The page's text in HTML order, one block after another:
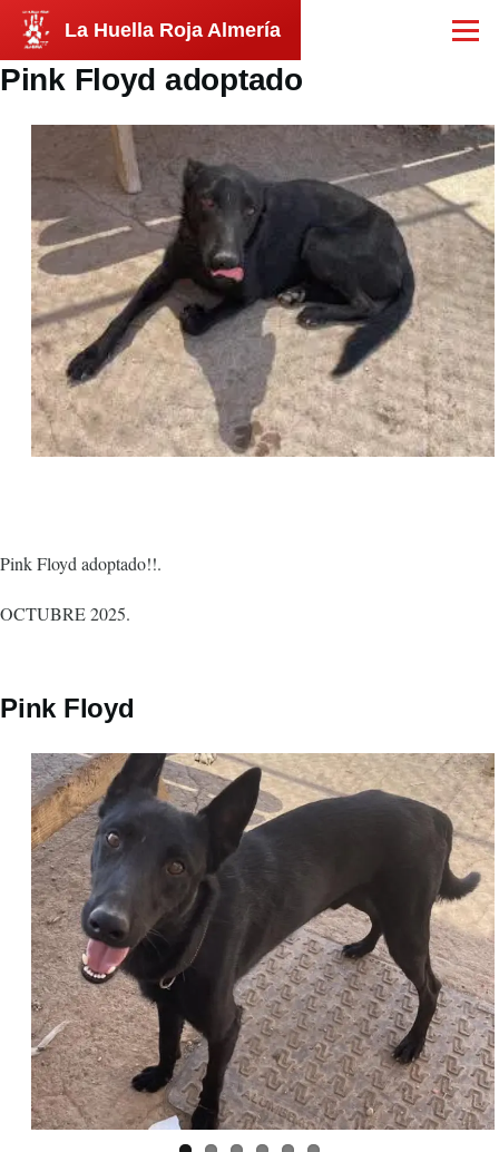
Pasar al contenido principal
La Huella Roja Almería Menú
Pink Floyd adoptado
Pink Floyd adoptado!!.
OCTUBRE 2025.
Pink Floyd